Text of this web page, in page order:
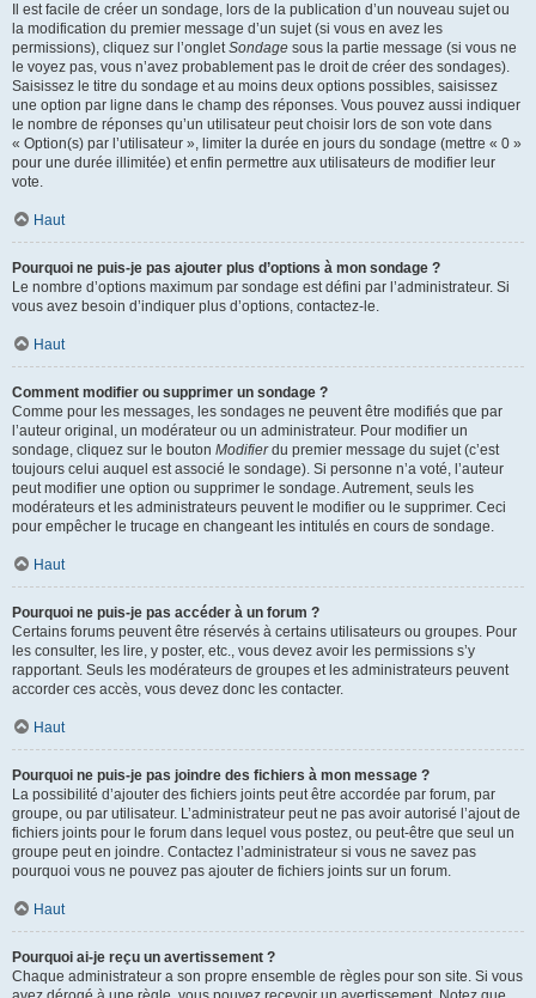
Il est facile de créer un sondage, lors de la publication d’un nouveau sujet ou
la modification du premier message d’un sujet (si vous en avez les
permissions), cliquez sur l’ongletSondage sous la partie message (si vous ne
le voyez pas, vous n’avez probablement pas le droit de créer des sondages).
Saisissez le titre du sondage et au moins deux options possibles, saisissez
une option par ligne dans le champ des réponses. Vous pouvez aussi indiquer
le nombre de réponses qu’un utilisateur peut choisir lors de son vote dans
« Option(s) par l’utilisateur », limiter la durée en jours du sondage (mettre « 0 »
pour une durée illimitée) et enfin permettre aux utilisateurs de modifier leur
vote.
Haut
Pourquoi ne puis-je pas ajouter plus d’options à mon sondage ?
Le nombre d’options maximum par sondage est défini par l’administrateur. Si
vous avez besoin d’indiquer plus d’options, contactez-le.
Haut
Comment modifier ou supprimer un sondage ?
Comme pour les messages, les sondages ne peuvent être modifiés que par
l’auteur original, un modérateur ou un administrateur. Pour modifier un
sondage, cliquez sur le bouton Modifierdu premier message du sujet (c’est
toujours celui auquel est associé le sondage). Si personne n’a voté, l’auteur
peut modifier une option ou supprimer le sondage. Autrement, seuls les
modérateurs et les administrateurs peuvent le modifier ou le supprimer. Ceci
pour empêcher le trucage en changeant les intitulés en cours de sondage.
Haut
Pourquoi ne puis-je pas accéder à un forum ?
Certains forums peuvent être réservés à certains utilisateurs ou groupes. Pour
les consulter, les lire, y poster, etc., vous devez avoir les permissions s’y
rapportant. Seuls les modérateurs de groupes et les administrateurs peuvent
accorder ces accès, vous devez donc les contacter.
Haut
Pourquoi ne puis-je pas joindre des fichiers à mon message ?
La possibilité d’ajouter des fichiers joints peut être accordée par forum, par
groupe, ou par utilisateur. L’administrateur peut ne pas avoir autorisé l’ajout de
fichiers joints pour le forum dans lequel vous postez, ou peut-être que seul un
groupe peut en joindre. Contactez l’administrateur si vous ne savez pas
pourquoi vous ne pouvez pas ajouter de fichiers joints sur un forum.
Haut
Pourquoi ai-je reçu un avertissement ?
Chaque administrateur a son propre ensemble de règles pour son site. Si vous